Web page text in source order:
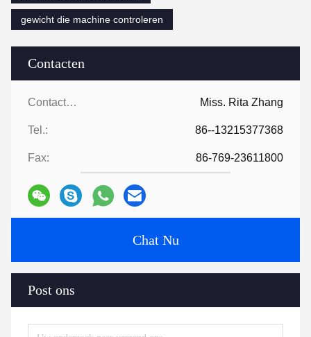
Contacten
Contacten: Miss. Rita Zhang
Tel.: 86--13215377368
Fax: 86-769-23611800
Chat Nu
Post ons
gewicht die machine controleren